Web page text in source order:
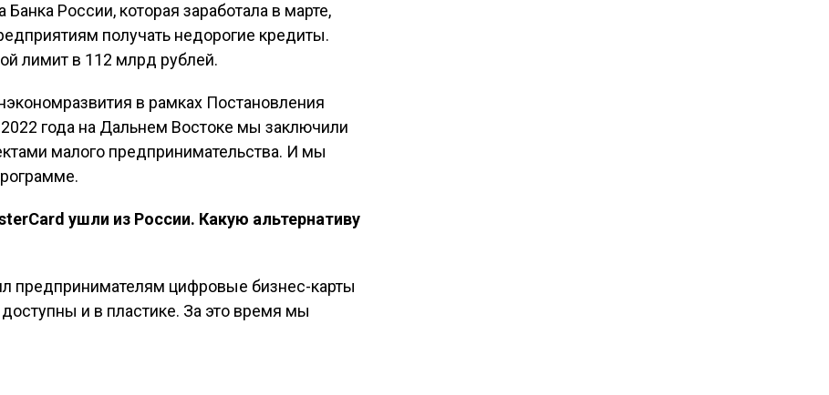
России, которая заработала в марте,
получать недорогие кредиты.
лимит в 112 млрд рублей.
в рамках Постановления
года на Дальнем Востоке мы заключили
малого предпринимательства. И мы
ушли из России. Какую альтернативу
предпринимателям цифровые бизнес-карты
и в пластике. За это время мы